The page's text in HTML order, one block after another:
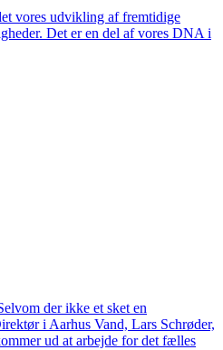
vores udvikling af fremtidige
Det er en del af vores DNA i
der ikke et sket en
i Aarhus Vand, Lars Schrøder,
ud at arbejde for det fælles